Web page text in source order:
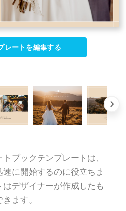
レートを編集する
ブックテンプレートは、
に開始するのに役立ちま
デザイナーが作成したも
ます。